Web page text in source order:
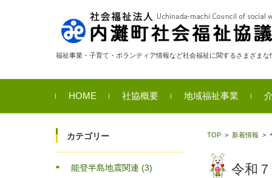
福祉事業・子育て・ボランティア情報など社会福祉に関するさまざまな
コンテンツに移動
HOME 社協概要 地域福祉事業
TOP> 新着情報 >
令和
カテゴリー
能登半島地震関連 (3)